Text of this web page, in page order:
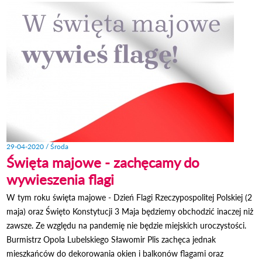
29-04-2020 / Środa
Święta majowe - zachęcamy do
wywieszenia flagi
W tym roku święta majowe - Dzień Flagi Rzeczypospolitej Polskiej (2
maja) oraz Święto Konstytucji 3 Maja będziemy obchodzić inaczej niż
zawsze. Ze względu na pandemię nie będzie miejskich uroczystości.
Burmistrz Opola Lubelskiego Sławomir Plis zachęca jednak
mieszkańców do dekorowania okien i balkonów flagami oraz